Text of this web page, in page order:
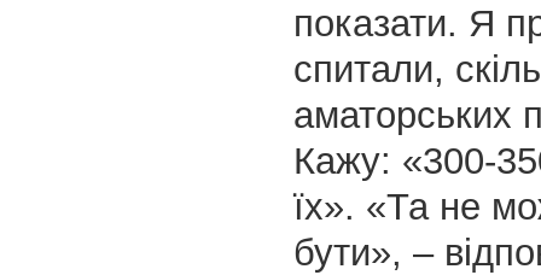
показати. Я
спитали,
аматорських
Кажу: «300-
їх». «Та не
бути», –